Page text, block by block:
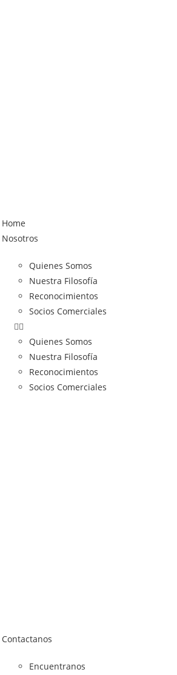
Home
Nosotros
Quienes Somos
Nuestra Filosofía
Reconocimientos
Socios Comerciales
Quienes Somos
Nuestra Filosofía
Reconocimientos
Socios Comerciales
Contactanos
Encuentranos